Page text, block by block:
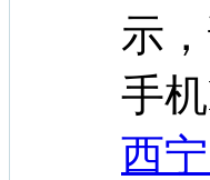
示
手
西